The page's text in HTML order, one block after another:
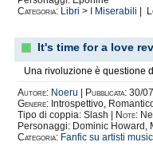
Categoria: Libri > I Miserabili |
It's time for a love
Una rivoluzione è questione
Autore: Noeru Pubblicata: 30/
Genere: Introspettivo,
Tipo di coppia: Slash |
Note:
Personaggi: Dominic Howard,
Categoria: Fanfic su artisti